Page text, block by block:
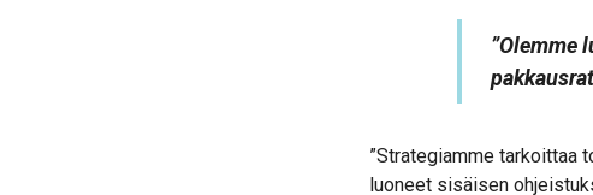
”Olemme
”Strategiamme tarkoittaa
luoneet sisäisen